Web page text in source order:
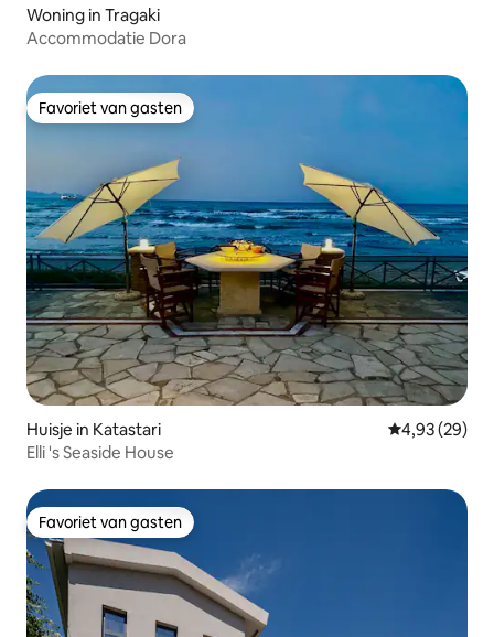
Woning in Tragaki
Accommodatie Dora
Favoriet van gasten
Favoriet van gasten
Huisje in Katastari Gemiddelde
4,93 (29)
Elli 's Seaside House
Favoriet van gasten
Favoriet van gasten